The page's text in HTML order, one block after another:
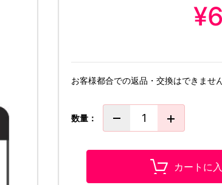
お客様都合での返品・交換はできません
数量：
カートに